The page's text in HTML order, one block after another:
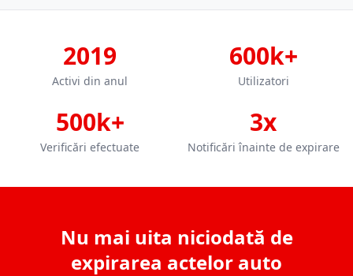
2019
Activi din anul
600k+
Utilizatori
500k+
Verificări efectuate
3x
Notificări înainte de expirare
Nu mai uita niciodată de
expirarea actelor auto